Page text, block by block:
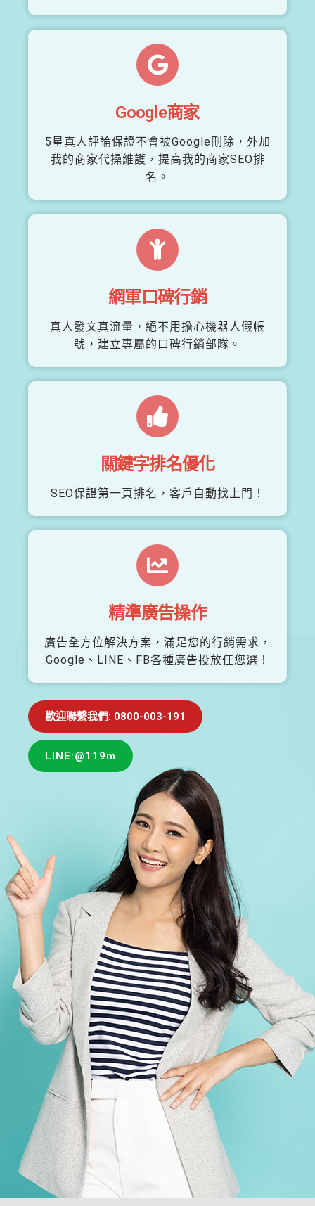
Google商家
5星真人評論保證不會被Google刪除，外加
我的商家代操維護，提高我的商家SEO排
名。
網軍口碑行銷
真人發文真流量，絕不用擔心機器人假帳
號，建立專屬的口碑行銷部隊。
關鍵字排名優化
SEO保證第一頁排名，客戶自動找上門！
精準廣告操作
廣告全方位解決方案，滿足您的行銷需求，
Google、LINE、FB各種廣告投放任您選！
歡迎聯繫我們: 0800-003-191
LINE:@119m